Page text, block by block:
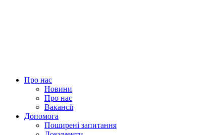
Про нас
Новини
Про нас
Вакансії
Допомога
Поширені запитання